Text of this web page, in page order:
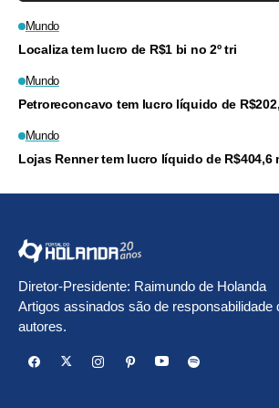
Mundo
Localiza tem lucro de R$1 bi no 2º tri
Mundo
Petroreconcavo tem lucro líquido de
Mundo
Lojas Renner tem lucro líquido de R$404,6
Diretor-Presidente: Raimundo de Holanda
Artigos assinados são de responsabilidade
autores.